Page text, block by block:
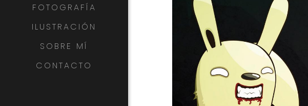
FOTOGRAFÍA
ILUSTRACIÓN
SOBRE MÍ
CONTACTO